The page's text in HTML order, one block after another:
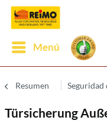
Menú
Resumen Seguridad
Türsicherung